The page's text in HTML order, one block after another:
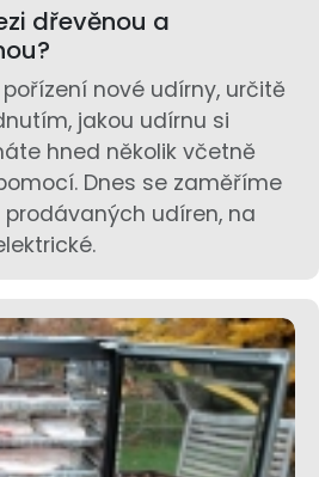
dřevěnou a
nové udírny, určitě
jakou udírnu si
hned několik včetně
Dnes se zaměříme
udíren, na